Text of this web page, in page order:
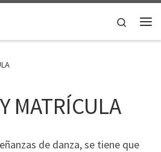
Search
MATRÍCULA
de danza, se tiene que